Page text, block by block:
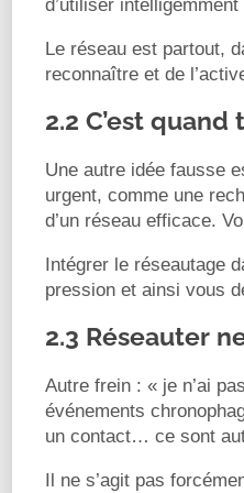
d’utiliser
Le réseau est partout,
reconnaître et de
2.2 C’est
Une autre idée fausse
urgent, comme une
d’un réseau efficace.
Intégrer le réseautage
pression et ainsi vous
2.3 Réseauter
Autre frein : « je n’ai
événements
un contact… ce sont
Il ne s’agit pas